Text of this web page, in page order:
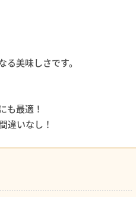
美味しさです。
も最適！
違いなし！